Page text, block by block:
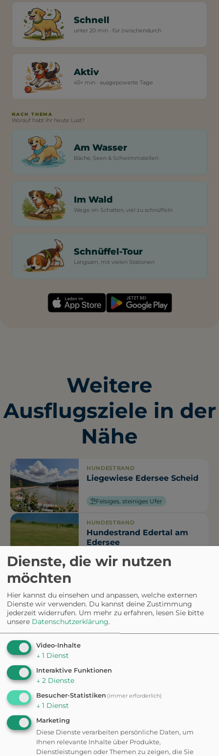
Schnell
unter 20 min · für zwischendurch
Aktiv
45+ min · ausgepowerte Tage
NACH THEMA
Worauf habt ihr heute Lust?
Am Wasser
Bäche, Seen & Schwimmstellen
Im Wald
Wege im Schatten, viel zu schnüffeln
Schnüffel-Tour
Langsam, mit vielen Stationen
Weitere
Ausflugsziele in der
Nähe
HUNDESTRAND
Liegewiese Edersee Scheid
Felsiges, steiniges Ufer
HUNDESTRAND
Hundestrand Edertal am
Edersee
Naturstrand
Baumkronenweg am
Edersee
Wanderungen &
Spaziergänge in der
Nähe
Dienste, die wir nutzen
möchten
Hier kannst du einsehen und anpassen, welche externen
Dienste wir verwenden. Du kannst deine Zustimmung
jederzeit widerrufen. Um mehr zu erfahren, lesen Sie bitte
unsere Datenschutzerklärung.
Video-Inhalte
↓ 1 Dienst
Interaktive Funktionen
↓ 2 Dienste
Besucher-Statistiken (immer erforderlich)
↓ 1 Dienst
Marketing
Diese Dienste verarbeiten persönliche Daten, um
Ihnen relevante Inhalte über Produkte,
Dienstleistungen oder Themen zu zeigen, die Sie